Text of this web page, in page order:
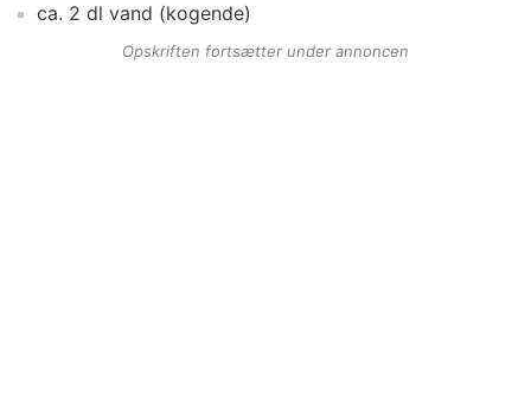
ca. 2 dl vand (kogende)
Opskriften fortsætter under annoncen